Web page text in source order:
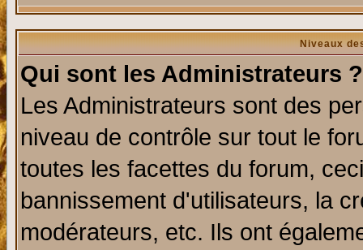
Niveaux
Qui sont les Administrateurs ?
Les Administrateurs sont des
niveau de contrôle sur tout le
toutes les facettes du forum,
bannissement d'utilisateurs, la
modérateurs, etc. Ils ont